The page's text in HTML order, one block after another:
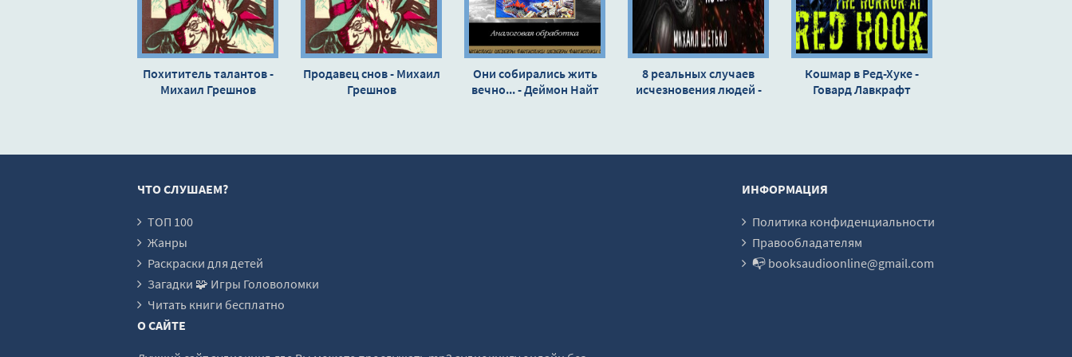
Похититель талантов -
Михаил Грешнов
Продавец снов - Михаил
Грешнов
Они собирались жить
вечно... - Деймон Найт
8 реальных случаев
исчезновения людей -
Кошмар в Ред-Хуке -
Говард Лавкрафт
ЧТО СЛУШАЕМ?
ТОП 100
Жанры
Раскраски для детей
Загадки 🧩 Игры Головоломки
Читать книги бесплатно
ИНФОРМАЦИЯ
Политика конфиденциальности
Правообладателям
📭 booksaudioonline@gmail.com
О САЙТЕ